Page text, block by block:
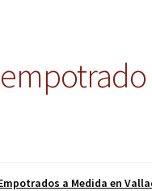
a Medida en